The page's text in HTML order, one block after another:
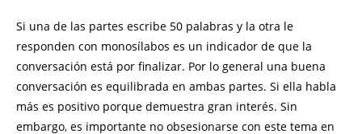
Si una de las partes escribe 50 palabras y la otra le
responden con monosílabos es un indicador de que la
conversación está por finalizar. Por lo general una buena
conversación es equilibrada en ambas partes. Si ella habla
más es positivo porque demuestra gran interés. Sin
embargo, es importante no obsesionarse con este tema en